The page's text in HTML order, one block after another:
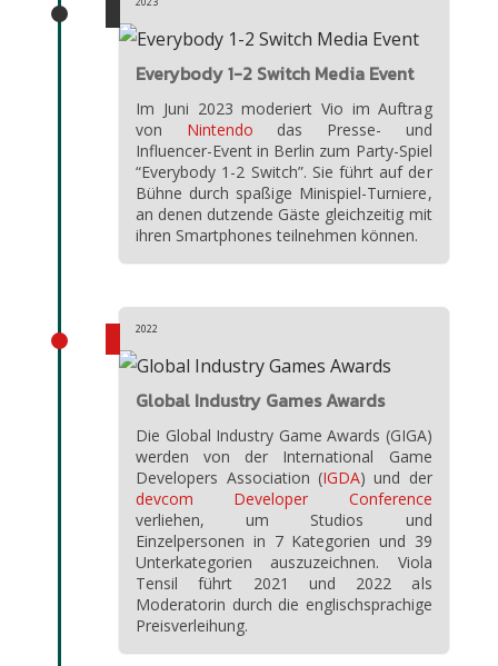
Everybody 1-2 Switch Media Event
Im Juni 2023 moderiert Vio im Auftrag
von Nintendo das Presse- und
Influencer-Event in Berlin zum Party-Spiel
“Everybody 1-2 Switch”. Sie führt auf der
Bühne durch spaßige Minispiel-Turniere,
an denen dutzende Gäste gleichzeitig mit
ihren Smartphones teilnehmen können.
Global Industry Games Awards
2022
Die Global Industry Game Awards (GIGA)
werden von der International Game
Developers Association (IGDA) und der
devcom Developer Conference
verliehen, um Studios und
Einzelpersonen in 7 Kategorien und 39
Unterkategorien auszuzeichnen. Viola
Tensil führt 2021 und 2022 als
Moderatorin durch die englischsprachige
Preisverleihung.